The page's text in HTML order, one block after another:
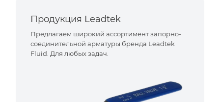
Продукция Leadtek
Предлагаем широкий ассортимент запорно-
соединительной арматуры бренда Leadtek
Fluid. Для любых задач.